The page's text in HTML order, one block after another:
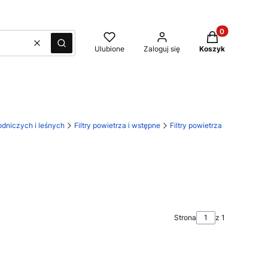
WyczyśćSzukaj Ulubione Zaloguj się
Produkty w
Koszyk
i leśnych Filtry powietrza i wstępne
Filtry powietrza
Strona z 1